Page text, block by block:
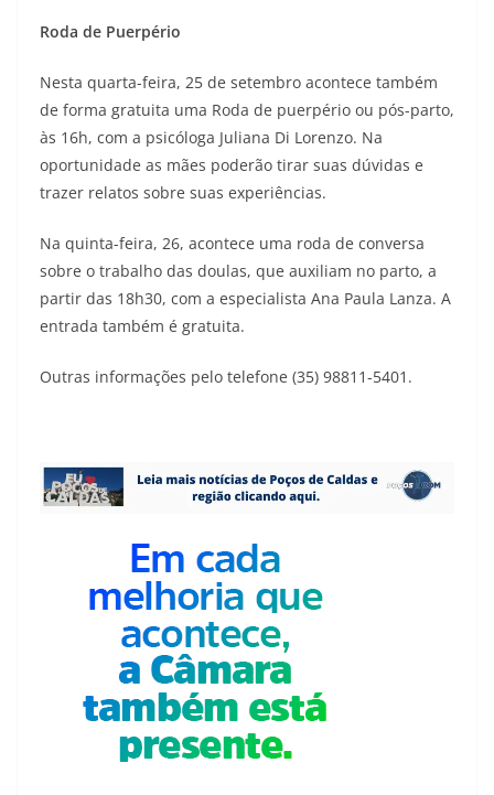
Roda de Puerpério
Nesta quarta-feira, 25 de setembro acontece também
de forma gratuita uma Roda de puerpério ou pós-parto,
às 16h, com a psicóloga Juliana Di Lorenzo. Na
oportunidade as mães poderão tirar suas dúvidas e
trazer relatos sobre suas experiências.
Na quinta-feira, 26, acontece uma roda de conversa
sobre o trabalho das doulas, que auxiliam no parto, a
partir das 18h30, com a especialista Ana Paula Lanza. A
entrada também é gratuita.
Outras informações pelo telefone (35) 98811-5401.